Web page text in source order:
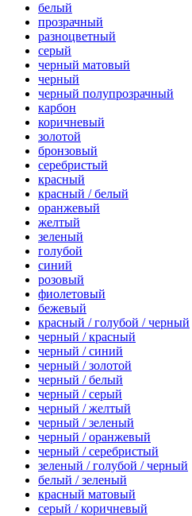
белый
прозрачный
разноцветный
серый
черный матовый
черный
черный полупрозрачный
карбон
коричневый
золотой
бронзовый
серебристый
красный
красный / белый
оранжевый
желтый
зеленый
голубой
синий
розовый
фиолетовый
бежевый
красный / голубой / черный
черный / красный
черный / синий
черный / золотой
черный / белый
черный / серый
черный / желтый
черный / зеленый
черный / оранжевый
черный / серебристый
зеленый / голубой / черный
белый / зеленый
красный матовый
серый / коричневый